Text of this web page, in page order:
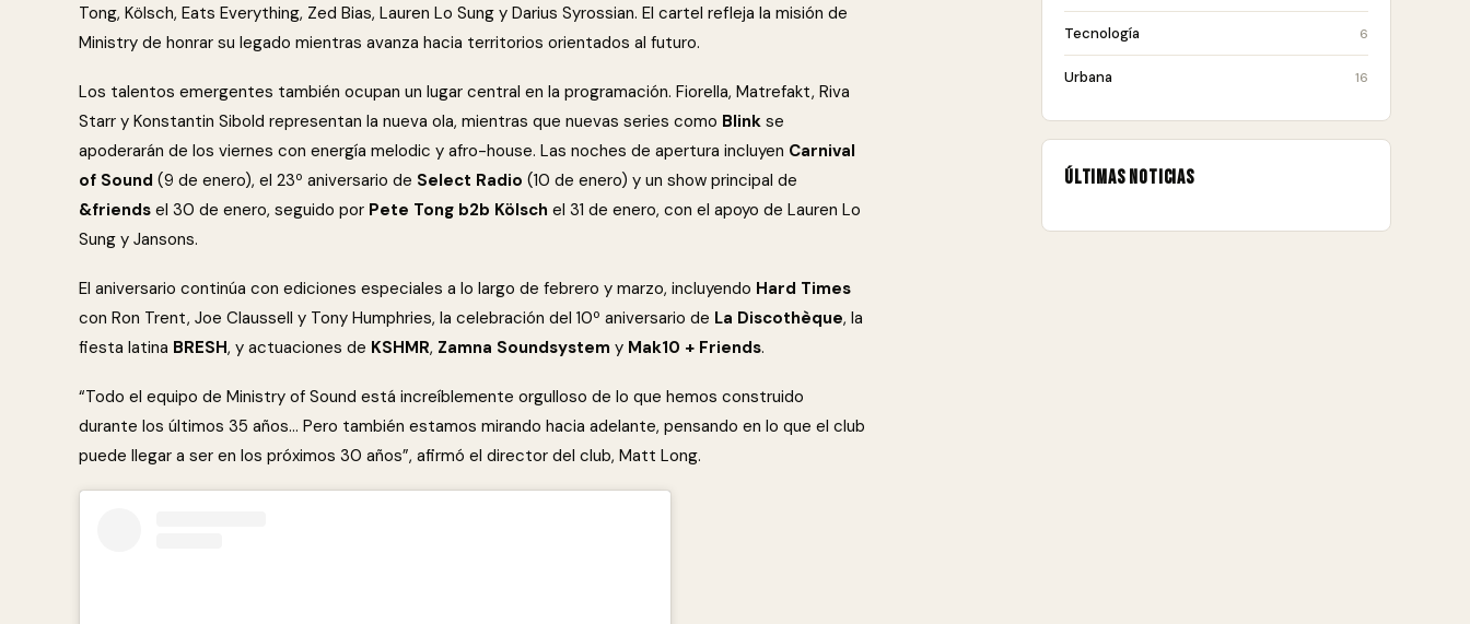
Tong, Kölsch, Eats Everything, Zed Bias, Lauren Lo Sung y Darius Syrossian. El cartel refleja la misión de
Ministry de honrar su legado mientras avanza hacia territorios orientados al futuro.
Los talentos emergentes también ocupan un lugar central en la programación. Fiorella, Matrefakt, Riva
Starr y Konstantin Sibold representan la nueva ola, mientras que nuevas series como Blink se
apoderarán de los viernes con energía melodic y afro-house. Las noches de apertura incluyen Carnival
of Sound (9 de enero), el 23º aniversario de Select Radio (10 de enero) y un show principal de
&friends el 30 de enero, seguido por Pete Tong b2b Kölsch el 31 de enero, con el apoyo de Lauren Lo
Sung y Jansons.
El aniversario continúa con ediciones especiales a lo largo de febrero y marzo, incluyendo Hard Times
con Ron Trent, Joe Claussell y Tony Humphries, la celebración del 10º aniversario de La Discothèque, la
fiesta latina BRESH, y actuaciones de KSHMR, Zamna Soundsystem y Mak10 + Friends.
“Todo el equipo de Ministry of Sound está increíblemente orgulloso de lo que hemos construido
durante los últimos 35 años… Pero también estamos mirando hacia adelante, pensando en lo que el club
puede llegar a ser en los próximos 30 años”, afirmó el director del club, Matt Long.
Tecnología 6
Urbana 16
Últimas noticias